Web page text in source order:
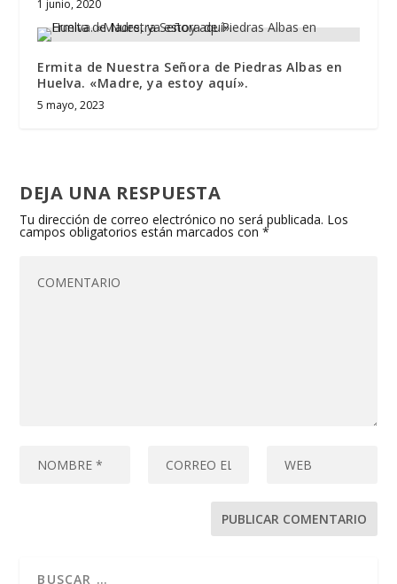
1 junio, 2020
Ermita de Nuestra Señora de Piedras Albas en
Huelva. «Madre, ya estoy aquí».
5 mayo, 2023
DEJA UNA RESPUESTA
Tu dirección de correo electrónico no será publicada. Los
campos obligatorios están marcados con*